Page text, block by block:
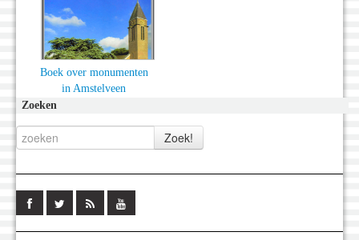
Boek over monumenten
in Amstelveen
Zoeken